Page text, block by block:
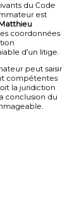
du Code
est
coordonnées
d’un litige.
peut saisir
compétentes
la juridiction
conclusion du